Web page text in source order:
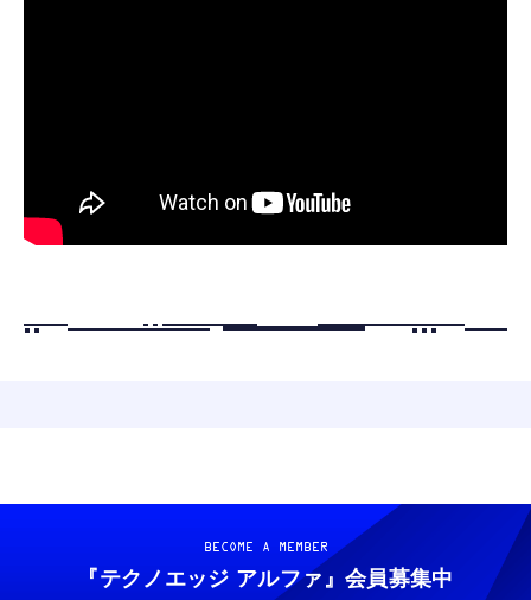
BECOME A MEMBER
『テクノエッジ アルファ』 会員募集中